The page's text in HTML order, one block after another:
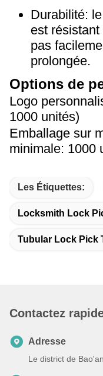
Durabilité:
est
pas
prolongée.
Options de
Logo
1000 unités)
Emballage sur
minimale: 1000
Les Étiquettes:
Locksmith Lock
Tubular Lock Pick
Contactez
Adresse
Le district de